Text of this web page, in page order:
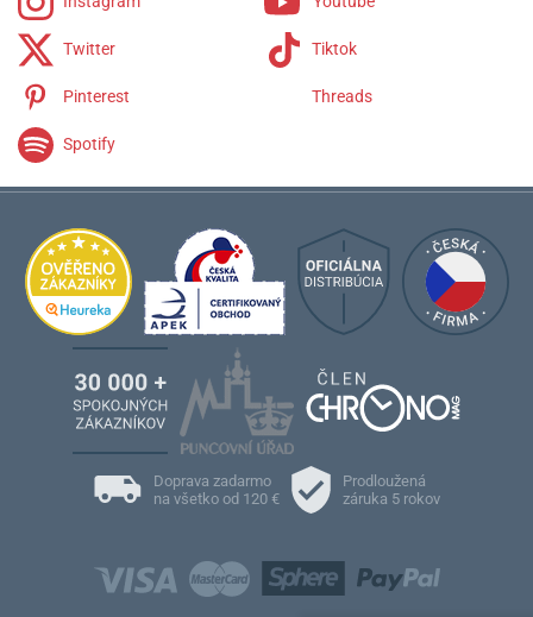
Twitter Tiktok
Pinterest Threads
Spotify
Doprava zadarmo
na všetko od 120 €
Prodloužená
záruka 5 rokov